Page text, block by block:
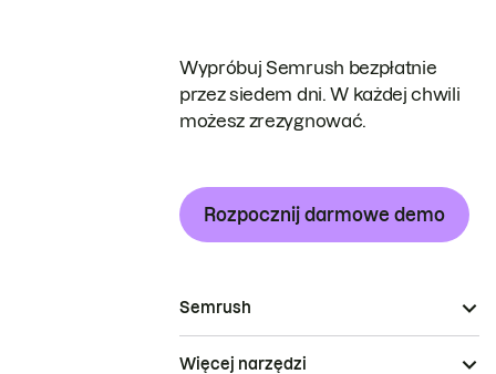
Wypróbuj Semrush bezpłatnie
przez siedem dni. W każdej chwili
możesz zrezygnować.
Rozpocznij darmowe demo
Semrush
Więcej narzędzi